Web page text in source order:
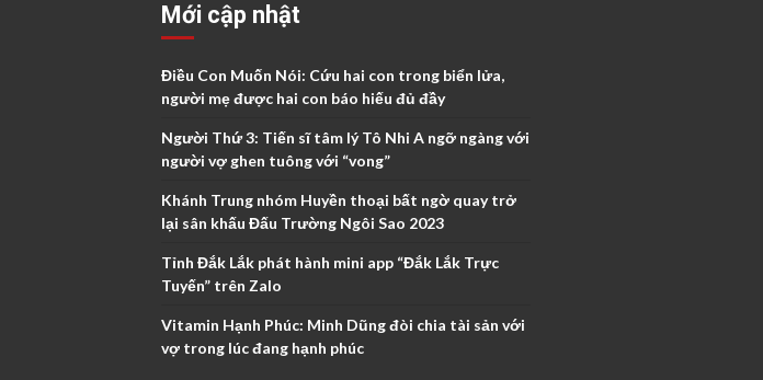
Mới cập nhật
Điều Con Muốn Nói: Cứu hai con trong biển lửa,
người mẹ được hai con báo hiếu đủ đầy
Người Thứ 3: Tiến sĩ tâm lý Tô Nhi A ngỡ ngàng với
người vợ ghen tuông với “vong”
Khánh Trung nhóm Huyền thoại bất ngờ quay trở
lại sân khấu Đấu Trường Ngôi Sao 2023
Tỉnh Đắk Lắk phát hành mini app “Đắk Lắk Trực
Tuyến” trên Zalo
Vitamin Hạnh Phúc: Minh Dũng đòi chia tài sản với
vợ trong lúc đang hạnh phúc